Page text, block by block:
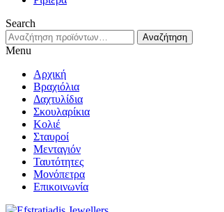
Search
Αναζήτηση
για:
Αναζήτηση
Menu
Αρχική
Βραχιόλια
Δαχτυλίδια
Σκουλαρίκια
Κολιέ
Σταυροί
Μενταγιόν
Ταυτότητες
Μονόπετρα
Επικοινωνία